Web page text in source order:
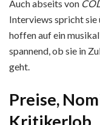
Auch abseits von
Interviews spricht sie
hoffen auf ein
spannend, ob sie in
geht.
Preise,